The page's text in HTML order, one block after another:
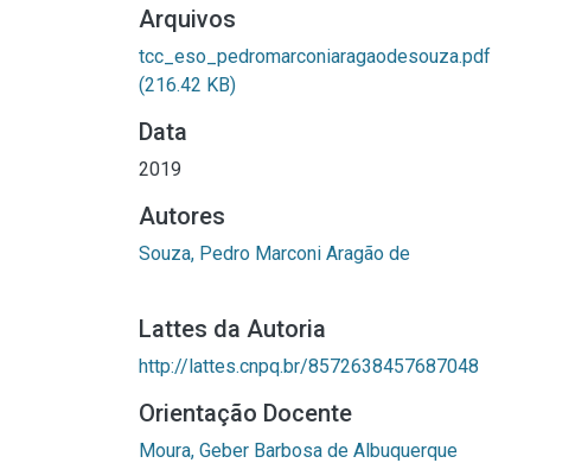
Arquivos
tcc_eso_pedromarconiaragaodesouza.pdf
(216.42 KB)
Data
2019
Autores
Souza, Pedro Marconi Aragão de
Lattes da Autoria
http://lattes.cnpq.br/8572638457687048
Orientação Docente
Moura, Geber Barbosa de Albuquerque